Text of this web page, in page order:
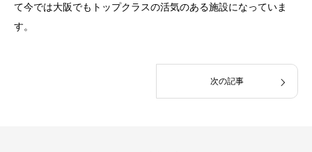
て今では大阪でもトップクラスの活気のある施設になっていま
す。
次の記事